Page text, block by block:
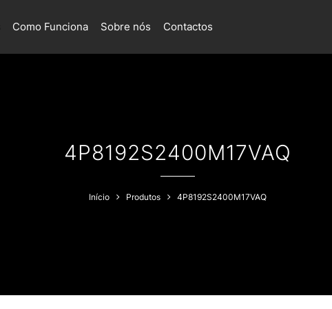
Como Funciona Sobre nós Contactos
4P8192S2400M17VAQ
Início Produtos 4P8192S2400M17VAQ